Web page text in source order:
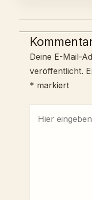
Deine E-Mail-
veröffentlicht.
* markiert
eingeben…